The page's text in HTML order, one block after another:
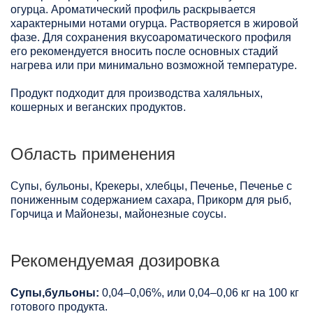
огурца. Ароматический профиль раскрывается
характерными нотами огурца. Растворяется в жировой
фазе. Для сохранения вкусоароматического профиля
его рекомендуется вносить после основных стадий
нагрева или при минимально возможной температуре.
Продукт подходит для производства халяльных,
кошерных и веганских продуктов.
Область применения
Супы, бульоны, Крекеры, хлебцы, Печенье, Печенье с
пониженным содержанием сахара, Прикорм для рыб,
Горчица и Майонезы, майонезные соусы.
Рекомендуемая дозировка
Супы,бульоны: 0,04–0,06%, или 0,04–0,06 кг на 100 кг
готового продукта.